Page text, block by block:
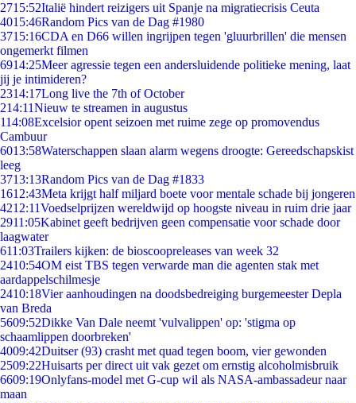
2715:52Italië hindert reizigers uit Spanje na migratiecrisis Ceuta
4015:46Random Pics van de Dag #1980
3715:16CDA en D66 willen ingrijpen tegen 'gluurbrillen' die mensen
ongemerkt filmen
6914:25Meer agressie tegen een andersluidende politieke mening, laat
jij je intimideren?
2314:17Long live the 7th of October
214:11Nieuw te streamen in augustus
114:08Excelsior opent seizoen met ruime zege op promovendus
Cambuur
6013:58Waterschappen slaan alarm wegens droogte: Gereedschapskist
leeg
3713:13Random Pics van de Dag #1833
1612:43Meta krijgt half miljard boete voor mentale schade bij jongeren
4212:11Voedselprijzen wereldwijd op hoogste niveau in ruim drie jaar
2911:05Kabinet geeft bedrijven geen compensatie voor schade door
laagwater
611:03Trailers kijken: de bioscoopreleases van week 32
2410:54OM eist TBS tegen verwarde man die agenten stak met
aardappelschilmesje
2410:18Vier aanhoudingen na doodsbedreiging burgemeester Depla
van Breda
5609:52Dikke Van Dale neemt 'vulvalippen' op: 'stigma op
schaamlippen doorbreken'
4009:42Duitser (93) crasht met quad tegen boom, vier gewonden
2509:22Huisarts per direct uit vak gezet om ernstig alcoholmisbruik
6609:19Onlyfans-model met G-cup wil als NASA-ambassadeur naar
maan